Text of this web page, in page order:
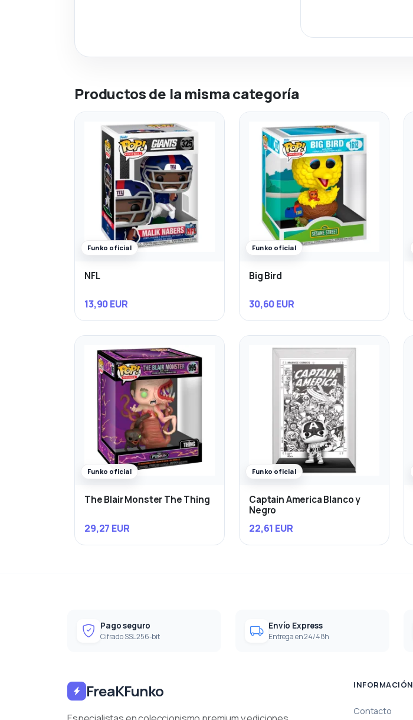
Productos de la misma categoría
Funko oficial
NFL
13,90 EUR
Funko oficial
Big Bird
30,60 EUR
Funko oficial
The Blair Monster The Thing
29,27 EUR
Funko oficial
Captain America Blanco y
Negro
22,61 EUR
Pago seguro
Cifrado SSL 256-bit
Envío Express
Entrega en 24/48h
FreaKFunko INFORMACIÓN
Contacto